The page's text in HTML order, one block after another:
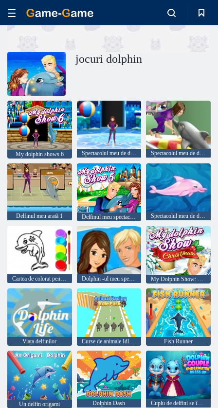
jocuri dolphin
My dolphin shows 6 Spectacolul meu de delfini 8 Spectacolul meu de delfini 7
Delfinul meu arată 1 Delfinul meu spectacol 5 Spectacolul meu de delfini 4
Cartea de colorat pentru delfini Dolphin -ul meu spectacol 2 My Dolphin Show: Christmas
Viața delfinilor Curse de animale Idle Park Fish Runner
Un delfin origami Dolphin Dash Cuplu de delfini se îmbracă subacvatic